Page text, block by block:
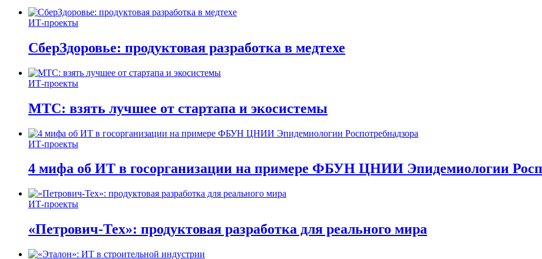
ИТ-проекты
СберЗдоровье: продуктовая разработка в медтехе
ИТ-проекты
МТС: взять лучшее от стартапа и экосистемы
ИТ-проекты
4 мифа об ИТ в госорганизации на примере ФБУН ЦНИИ Эпидемиологии
ИТ-проекты
«Петрович-Тех»: продуктовая разработка для реального мира